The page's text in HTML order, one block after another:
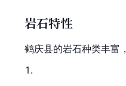
岩石特性
鹤庆县的岩石种类丰富